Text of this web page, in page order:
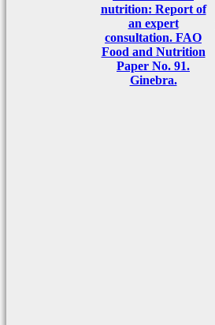
nutrition: Report of
an expert
consultation. FAO
Food and Nutrition
Paper No. 91.
Ginebra.